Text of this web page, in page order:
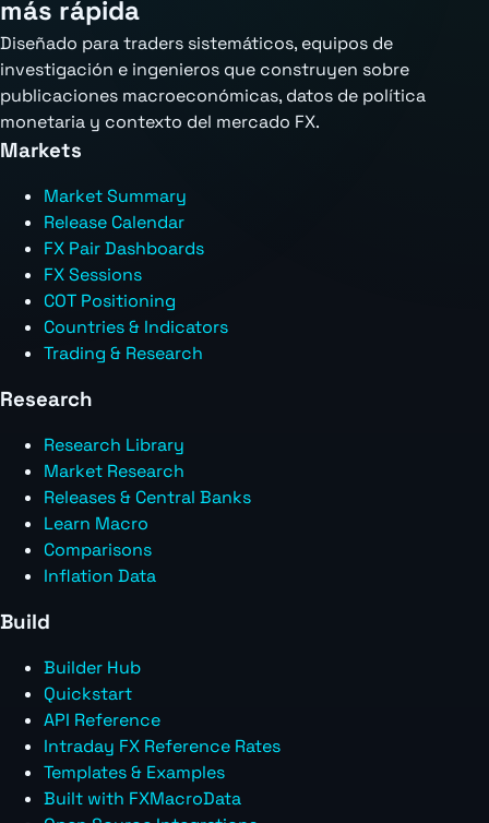
más rápida
Diseñado para traders sistemáticos, equipos de
investigación e ingenieros que construyen sobre
publicaciones macroeconómicas, datos de política
monetaria y contexto del mercado FX.
Markets
Market Summary
Release Calendar
FX Pair Dashboards
FX Sessions
COT Positioning
Countries & Indicators
Trading & Research
Research
Research Library
Market Research
Releases & Central Banks
Learn Macro
Comparisons
Inflation Data
Build
Builder Hub
Quickstart
API Reference
Intraday FX Reference Rates
Templates & Examples
Built with FXMacroData